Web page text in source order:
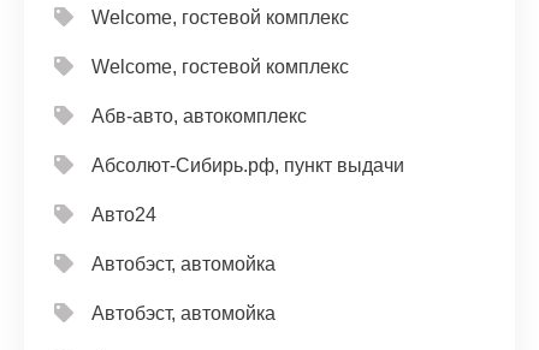
Welcome, гостевой комплекс
Welcome, гостевой комплекс
Абв-авто, автокомплекс
Абсолют-Сибирь.рф, пункт выдачи
Авто24
Автобэст, автомойка
Автобэст, автомойка